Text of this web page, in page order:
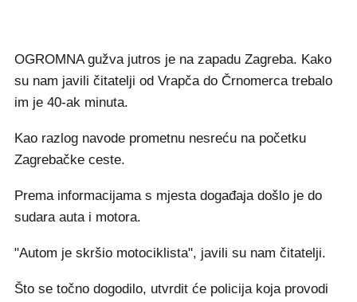
OGROMNA gužva jutros je na zapadu Zagreba. Kako
su nam javili čitatelji od Vrapča do Črnomerca trebalo
im je 40-ak minuta.
Kao razlog navode prometnu nesreću na početku
Zagrebačke ceste.
Prema informacijama s mjesta događaja došlo je do
sudara auta i motora.
"Autom je skršio motociklista", javili su nam čitatelji.
Što se točno dogodilo, utvrdit će policija koja provodi